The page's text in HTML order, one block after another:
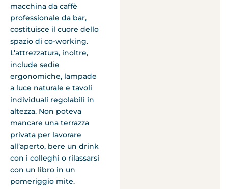
macchina da caffè
professionale da bar,
costituisce il cuore dello
spazio di co-working.
L’attrezzatura, inoltre,
include sedie
ergonomiche, lampade
a luce naturale e tavoli
individuali regolabili in
altezza. Non poteva
mancare una terrazza
privata per lavorare
all’aperto, bere un drink
con i colleghi o rilassarsi
con un libro in un
pomeriggio mite.